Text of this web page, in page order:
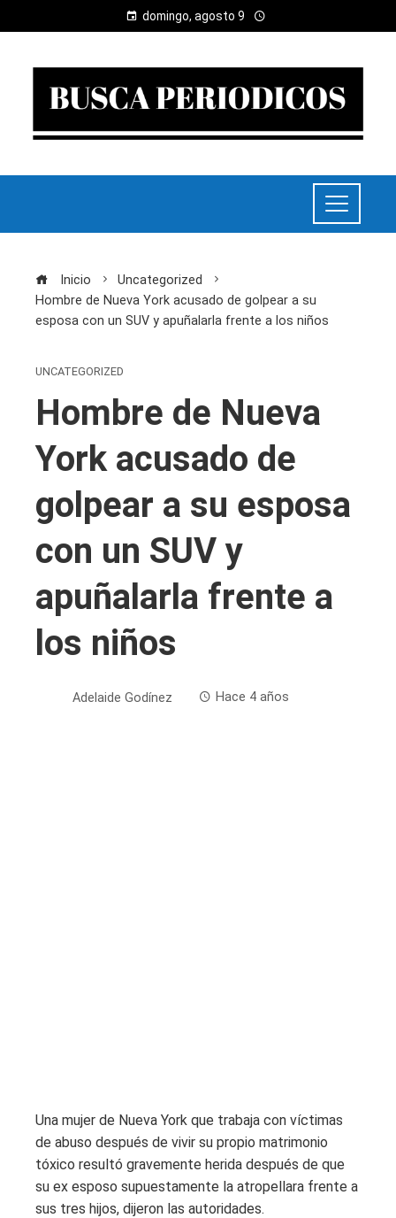
domingo, agosto 9
Inicio
Uncategorized
Hombre de Nueva York acusado de golpear a su
esposa con un SUV y apuñalarla frente a los niños
UNCATEGORIZED
Hombre de Nueva
York acusado de
golpear a su esposa
con un SUV y
apuñalarla frente a
los niños
Adelaide Godínez Hace 4 años
Una mujer de Nueva York que trabaja con víctimas
de abuso después de vivir su propio matrimonio
tóxico resultó gravemente herida después de que
su ex esposo supuestamente la atropellara frente a
sus tres hijos, dijeron las autoridades.